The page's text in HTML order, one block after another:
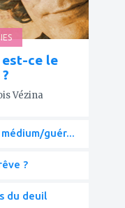
est-ce le
Vézina
guér...
?
du deuil